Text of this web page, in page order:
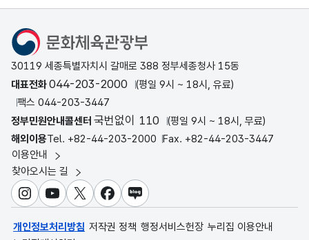
문화체육관광부
30119 세종특별자치시 갈매로 388 정부세종청사 15동
대표전화044-203-2000
(평일 9시 ~ 18시, 유료)
팩스 044-203-3447
정부민원안내콜센터 국번없이 110
(평일 9시 ~ 18시, 무료)
해외이용Tel. +82-44-203-2000 Fax. +82-44-203-3447
이용안내
찾아오시는 길
인스타그램
유튜브X 페이스북
블로그
개인정보처리방침 저작권 정책 행정서비스헌장 누리집 이용안내